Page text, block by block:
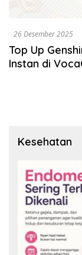
26 Desember 2025
Top Up
Instan di
Kesehatan